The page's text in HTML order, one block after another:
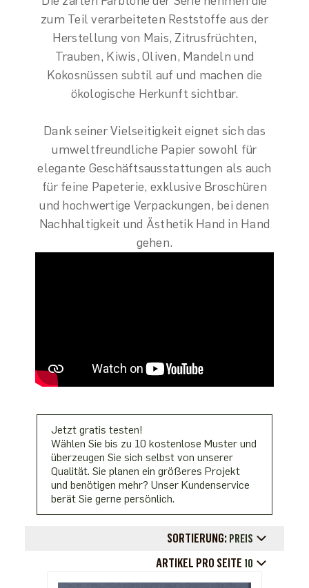
zum Teil verarbeiteten Reststoffe aus der
Herstellung von Mais, Zitrusfrüchten,
Trauben, Kiwis, Oliven, Mandeln und
Kokosnüssen subtil auf und machen die
ökologische Herkunft sichtbar.
Dank seiner Vielseitigkeit eignet sich das
umweltfreundliche Papier sowohl für
elegante Geschäftsausstattungen als auch
für feine Papeterie, exklusive Broschüren
und hochwertige Verpackungen, bei denen
Nachhaltigkeit und Ästhetik Hand in Hand
gehen.
Jetzt gratis testen!
Wählen Sie bis zu 10 kostenlose Muster und
überzeugen Sie sich selbst von unserer
Qualität. Sie planen ein größeres Projekt
und benötigen mehr? Unser Kundenservice
berät Sie gerne persönlich.
SORTIERUNG: PREIS
ARTIKEL PRO SEITE 10